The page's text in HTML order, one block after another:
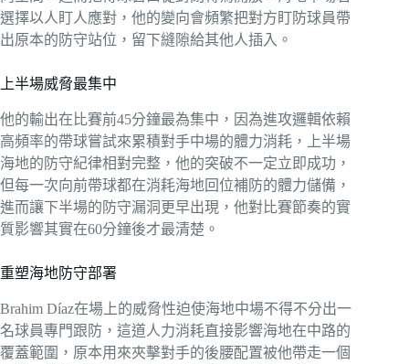
選擇以人盯人應對，他的變向會頻繁把對方盯防球員帶
出原本的防守站位，留下縫隙給其他人插入。
上半場威脅最集中
他的輸出在比賽前45分鐘最為集中，因為進攻邏輯依賴
高頻率的帶球嘗試來累積對手中場的體力消耗，上半場
海地的防守紀律相對完整，他的突破不一定立即成功，
但每一次向前帶球都在消耗海地回位補防的體力儲備，
進而讓下半場的防守漏洞更早出現，他對比賽節奏的實
質影響其實在60分鐘後才最清楚。
重塑海地防守部署
Brahim Díaz在場上的威脅性迫使海地中場不得不分出一
名球員專門跟防，這道人力消耗直接影響海地在中路的
覆蓋範圍，原本用來夾擊對手的後腰配置被他帶走一個